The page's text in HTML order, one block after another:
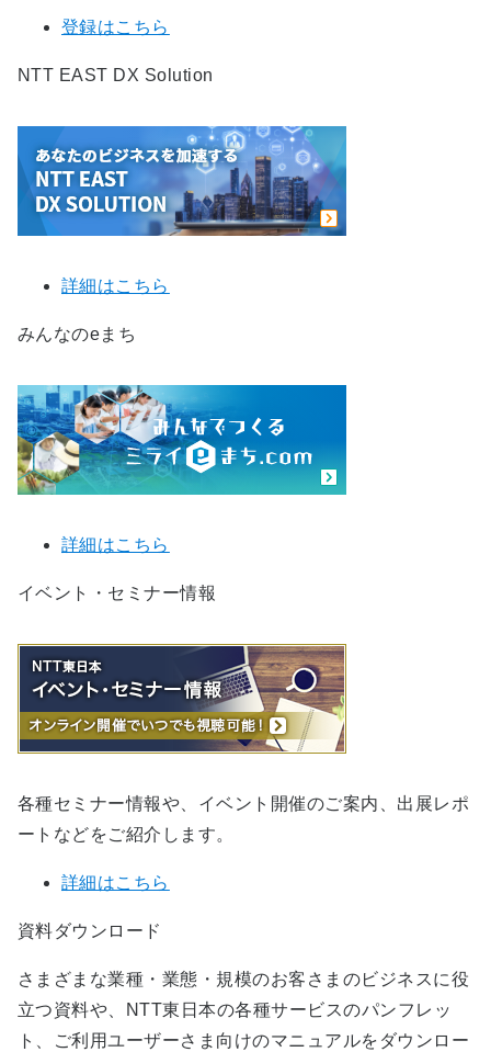
登録はこちら
NTT EAST DX Solution
詳細はこちら
みんなのeまち
詳細はこちら
イベント・セミナー情報
各種セミナー情報や、イベント開催のご案内、出展レポ
ートなどをご紹介します。
詳細はこちら
資料ダウンロード
さまざまな業種・業態・規模のお客さまのビジネスに役
立つ資料や、NTT東日本の各種サービスのパンフレッ
ト、ご利用ユーザーさま向けのマニュアルをダウンロー